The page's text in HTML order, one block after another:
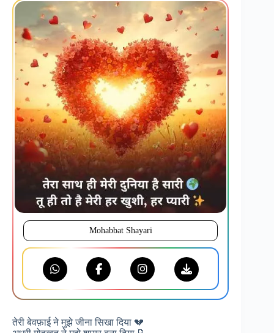
Mohabbat Shayari
तेरी बेवफ़ाई ने मुझे जीना सिखा दिया 💔